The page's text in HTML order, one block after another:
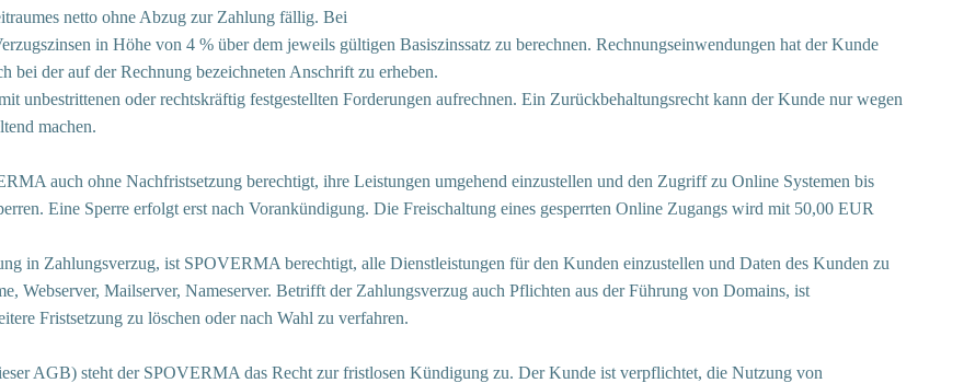
netto ohne Abzug zur Zahlung fällig. Bei
in Höhe von 4 % über dem jeweils gültigen Basiszinssatz zu berechnen. Rechnungseinwendungen hat der Kunde
der auf der Rechnung bezeichneten Anschrift zu erheben.
unbestrittenen oder rechtskräftig festgestellten Forderungen aufrechnen. Ein Zurückbehaltungsrecht kann der Kunde nur wegen
machen.
auch ohne Nachfristsetzung berechtigt, ihre Leistungen umgehend einzustellen und den Zugriff zu Online Systemen bis
Eine Sperre erfolgt erst nach Vorankündigung. Die Freischaltung eines gesperrten Online Zugangs wird mit 50,00 EUR
in Zahlungsverzug, ist SPOVERMA berechtigt, alle Dienstleistungen für den Kunden einzustellen und Daten des Kunden zu
Webserver, Mailserver, Nameserver. Betrifft der Zahlungsverzug auch Pflichten aus der Führung von Domains, ist
Fristsetzung zu löschen oder nach Wahl zu verfahren.
AGB) steht der SPOVERMA das Recht zur fristlosen Kündigung zu. Der Kunde ist verpflichtet, die Nutzung von